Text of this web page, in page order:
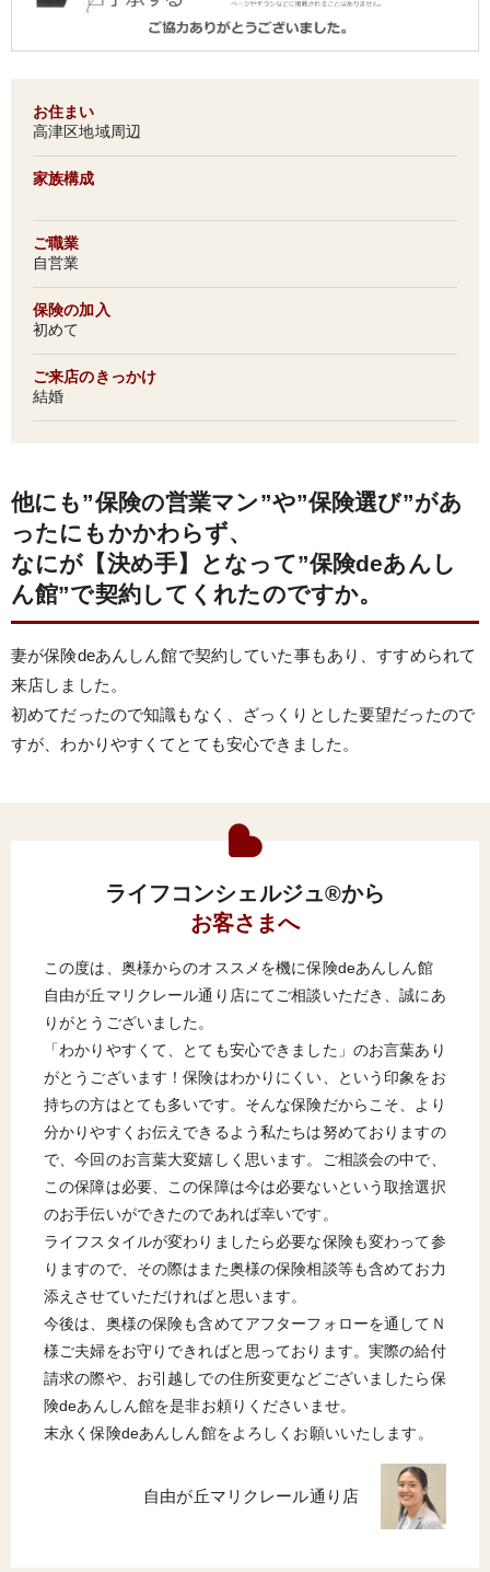
お住まい
高津区地域周辺
家族構成
ご職業
自営業
保険の加入
初めて
ご来店のきっかけ
結婚
他にも”保険の営業マン”や”保険選び”があ
ったにもかかわらず、
なにが【決め手】となって”保険deあんし
ん館”で契約してくれたのですか。
妻が保険deあんしん館で契約していた事もあり、すすめられて
来店しました。
初めてだったので知識もなく、ざっくりとした要望だったので
すが、わかりやすくてとても安心できました。
ライフコンシェルジュ®から
お客さまへ
この度は、奥様からのオススメを機に保険deあんしん館
自由が丘マリクレール通り店にてご相談いただき、誠にあ
りがとうございました。
「わかりやすくて、とても安心できました」のお言葉あり
がとうございます！保険はわかりにくい、という印象をお
持ちの方はとても多いです。そんな保険だからこそ、より
分かりやすくお伝えできるよう私たちは努めておりますの
で、今回のお言葉大変嬉しく思います。ご相談会の中で、
この保障は必要、この保障は今は必要ないという取捨選択
のお手伝いができたのであれば幸いです。
ライフスタイルが変わりましたら必要な保険も変わって参
りますので、その際はまた奥様の保険相談等も含めてお力
添えさせていただければと思います。
今後は、奥様の保険も含めてアフターフォローを通してＮ
様ご夫婦をお守りできればと思っております。実際の給付
請求の際や、お引越しでの住所変更などございましたら保
険deあんしん館を是非お頼りくださいませ。
末永く保険deあんしん館をよろしくお願いいたします。
自由が丘マリクレール通り店